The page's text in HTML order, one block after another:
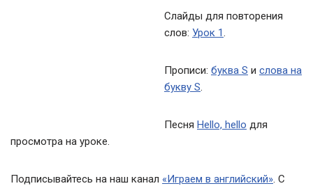
Слайды для повторения
слов: Урок 1.
Прописи: буква S и слова на
букву S.
Песня Hello, hello для
просмотра на уроке.
Подписывайтесь на наш канал «Играем в английский». С